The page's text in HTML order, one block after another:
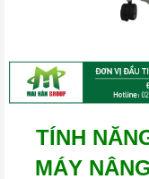
TÍNH
MÁY